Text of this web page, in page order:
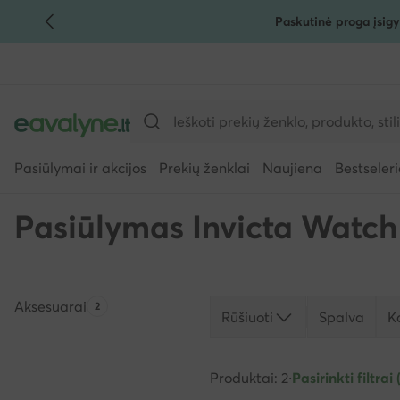
PEREITI PRIE PAGRINDINIO TURINIOPaskutinė proga
Pasiūlymai ir akcijos Prekių ženklai Naujiena
Pasiūlymas Invicta Watch
Aksesuarai Produktų skaičius:
2
Rūšiuoti Spalva
Produktai: 2·Pasirinkti filtrai